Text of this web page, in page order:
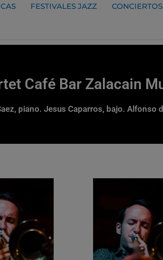
FESTIVALES JAZZ
Café Bar Zalacain
piano. Jesus Caparros, bajo. Alfonso